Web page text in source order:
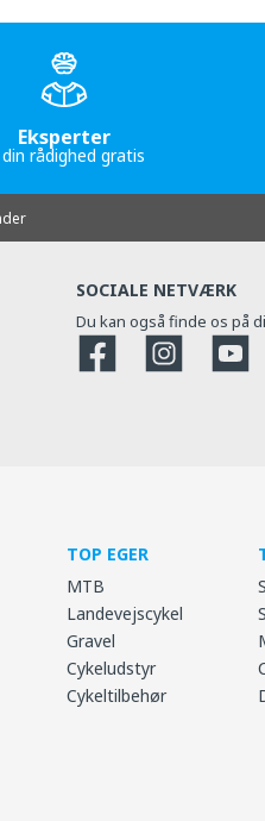
Eksperter
rådighed gratis
SOCIALE NETVÆRK
Du kan også finde os på
Facebook Instagram
TOP EGER
MTB
Landevejscykel
Gravel
Cykeludstyr
Cykeltilbehør